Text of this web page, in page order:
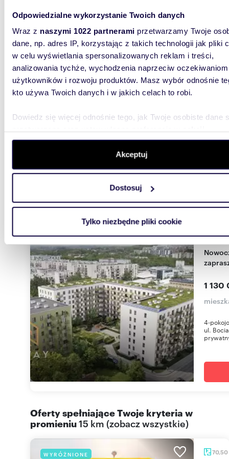
Odpowiedzialne wykorzystanie Twoich danych
Wraz z naszymi 1022 partnerami przetwarzamy Twoje
dane, np. adres IP, korzystając z takich technologii jak pliki
w celu wyświetlania spersonalizowanych reklam i treści,
analizowania tychże, wychodzenia naprzeciw oczekiwaniom
użytkowników i rozwoju produktów. Masz wybór odnośnie
kto używa Twoich danych i w jakich celach to robi.
Dowiedz się więcej odnośnie tego, jak Twoje osobiste dane
szczegółów. W Deklaracji plików cookie możesz zmienić
wycofać swoją zgodę w dowolnej chwili.
aby oferować funkcje społecznościowe i analizować ruch w
witrynie. Informacje o tym, jak korzystasz z naszej witryny,
analitycznym. Partnerzy mogą połączyć te informacje z
korzystania z ich usług.
Akceptuj
Dostosuj
Tylko niezbędne pliki cookie
69m
Sprzedam nowoczesne 3-pokojowe mieszkanie
69 m²
84,63
Nowoczesne 4-pokojowe z ogrodem i garażem
1 130
4-
ul.
Oferty spełniające Twoje kryteria w
promieniu15 km (zobacz wszystkie)
WYRÓŻNIONE 70,50